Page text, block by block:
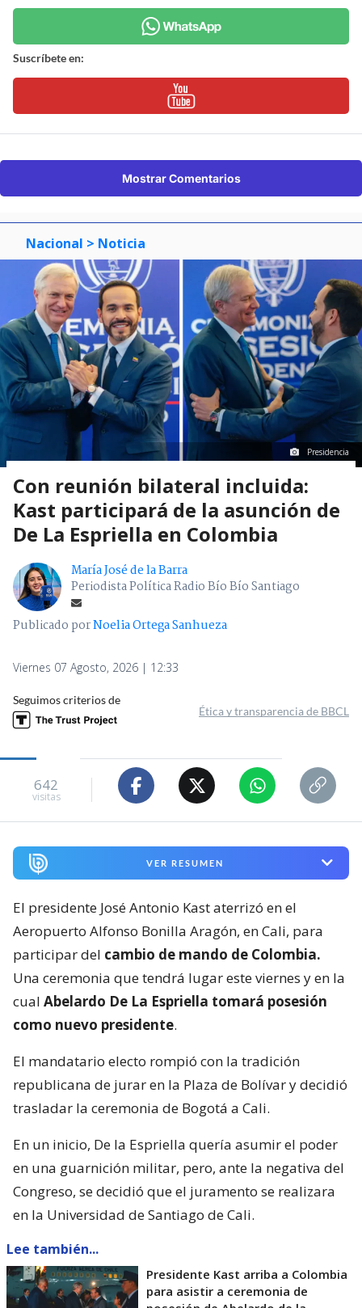
Suscríbete en:
Mostrar Comentarios
Nacional > Noticia
Presidencia
Con reunión bilateral incluida:
Kast participará de la asunción de
De La Espriella en Colombia
María José de la Barra
Periodista Política Radio Bío Bío Santiago
Publicado porNoelia Ortega Sanhueza
Viernes 07 Agosto, 2026 | 12:33
Seguimos criterios de
Ética y transparencia de BBCL
642
visitas
VER RESUMEN
El presidente José Antonio Kast aterrizó en el
Aeropuerto Alfonso Bonilla Aragón, en Cali, para
participar del cambio de mando de Colombia.
Una ceremonia que tendrá lugar este viernes y en la
cual Abelardo De La Espriella tomará posesión
como nuevo presidente.
El mandatario electo rompió con la tradición
republicana de jurar en la Plaza de Bolívar y decidió
trasladar la ceremonia de Bogotá a Cali.
En un inicio, De la Espriella quería asumir el poder
en una guarnición militar, pero, ante la negativa del
Congreso, se decidió que el juramento se realizara
en la Universidad de Santiago de Cali.
Lee también...
Presidente Kast arriba a Colombia
para asistir a ceremonia de